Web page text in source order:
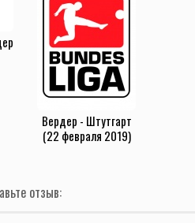
Вердер - Штутгарт
(22 февраля 2019)
отзыв: